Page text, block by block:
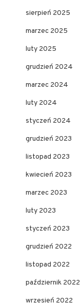
sierpień 2025
marzec 2025
luty 2025
grudzień 2024
marzec 2024
luty 2024
styczeń 2024
grudzień 2023
listopad 2023
kwiecień 2023
marzec 2023
luty 2023
styczeń 2023
grudzień 2022
listopad 2022
październik 2022
wrzesień 2022